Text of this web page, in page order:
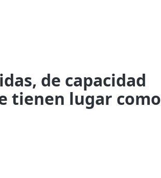
de capacidad
tienen lugar como